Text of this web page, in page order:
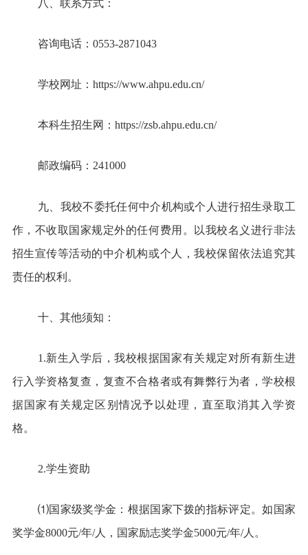
八、联系方式：
咨询电话：0553-2871043
学校网址： https://www.ahpu.edu.cn/
本科生招生网： https://zsb.ahpu.edu.cn/
邮政编码：241000
九、我校不委托任何中介机构或个人进行招生录取工
作，不收取国家规定外的任何费用。以我校名义进行非法
招生宣传等活动的中介机构或个人，我校保留依法追究其
责任的权利。
十、其他须知：
1.新生入学后，我校根据国家有关规定对所有新生进
行入学资格复查，复查不合格者或有舞弊行为者，学校根
据国家有关规定区别情况予以处理，直至取消其入学资
格。
2.学生资助
⑴国家级奖学金：根据国家下拨的指标评定。如国家
奖学金8000元/年/人，国家励志奖学金5000元/年/人。